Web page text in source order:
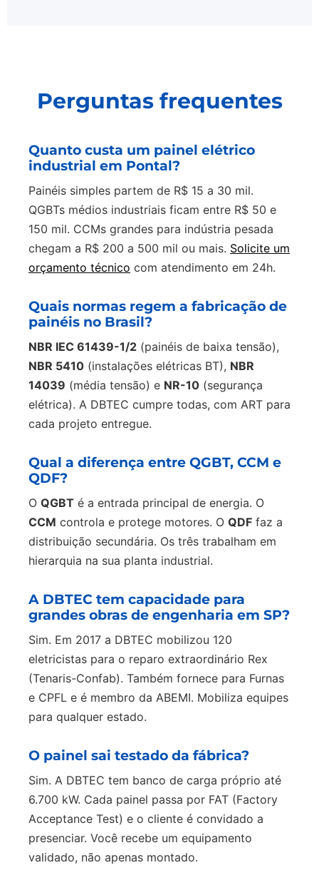
Perguntas frequentes
Quanto custa um painel elétrico
industrial em Pontal?
Painéis simples partem de R$ 15 a 30 mil.
QGBTs médios industriais ficam entre R$ 50 e
150 mil. CCMs grandes para indústria pesada
chegam a R$ 200 a 500 mil ou mais. Solicite um
orçamento técnico com atendimento em 24h.
Quais normas regem a fabricação de
painéis no Brasil?
NBR IEC 61439-1/2 (painéis de baixa tensão),
NBR 5410 (instalações elétricas BT), NBR
14039 (média tensão) e NR-10 (segurança
elétrica). A DBTEC cumpre todas, com ART para
cada projeto entregue.
Qual a diferença entre QGBT, CCM e
QDF?
O QGBT é a entrada principal de energia. O
CCM controla e protege motores. O QDF faz a
distribuição secundária. Os três trabalham em
hierarquia na sua planta industrial.
A DBTEC tem capacidade para
grandes obras de engenharia em SP?
Sim. Em 2017 a DBTEC mobilizou 120
eletricistas para o reparo extraordinário Rex
(Tenaris-Confab). Também fornece para Furnas
e CPFL e é membro da ABEMI. Mobiliza equipes
para qualquer estado.
O painel sai testado da fábrica?
Sim. A DBTEC tem banco de carga próprio até
6.700 kW. Cada painel passa por FAT (Factory
Acceptance Test) e o cliente é convidado a
presenciar. Você recebe um equipamento
validado, não apenas montado.